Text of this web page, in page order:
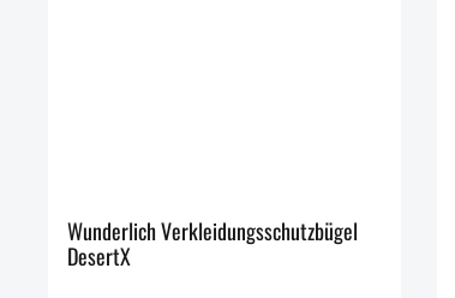
Wunderlich Verkleidungsschutzbügel
DesertX